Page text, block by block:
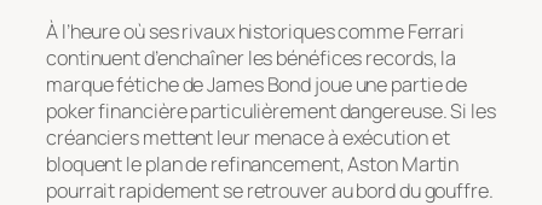
À l’heure où ses rivaux historiques comme Ferrari
continuent d’enchaîner les bénéfices records, la
marque fétiche de James Bond joue une partie de
poker financière particulièrement dangereuse. Si les
créanciers mettent leur menace à exécution et
bloquent le plan de refinancement, Aston Martin
pourrait rapidement se retrouver au bord du gouffre.